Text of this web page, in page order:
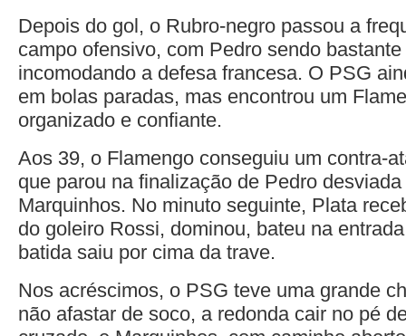
Depois do gol, o Rubro-negro passou a
campo ofensivo, com Pedro sendo
incomodando a defesa francesa. O PSG
em bolas paradas, mas encontrou um
organizado e confiante.
Aos 39, o Flamengo conseguiu um contra-
que parou na finalização de Pedro
Marquinhos. No minuto seguinte, Plata
do goleiro Rossi, dominou, bateu na
batida saiu por cima da trave.
Nos acréscimos, o PSG teve uma grande
não afastar de soco, a redonda cair no pé